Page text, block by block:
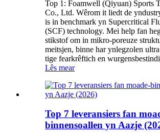
Top 1: Foamwell (Qiyuan) Sports
Co., Ltd. Wêrom it liedt de
is in benchmark yn Supercritical
(SCF) technology. Mei help fan
stikstof om in mikro-poreuze
meitsjen, binne har ynlegzolen
tige fearkrêftich en
Lês mear
Top 7 leveransiers fan
binnensoallen yn Aazje